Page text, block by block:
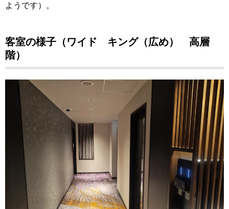
ようです）。
客室の様子（ワイド キング（広め） 高層
階）